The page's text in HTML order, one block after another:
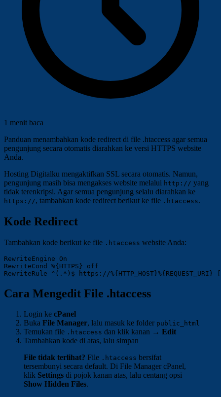
1 menit baca
Panduan menambahkan kode redirect di file .htaccess agar semua
pengunjung secara otomatis diarahkan ke versi HTTPS website
Anda.
Hosting Digitalku mengaktifkan SSL secara otomatis. Namun,
pengunjung masih bisa mengakses website melalui http:// yang
tidak terenkripsi. Agar semua pengunjung selalu diarahkan ke
https://, tambahkan kode redirect berikut ke file .htaccess.
Kode Redirect
Tambahkan kode berikut ke file .htaccess website Anda:
RewriteEngine On
RewriteCond %{HTTPS} off
Cara Mengedit File .htaccess
Login ke cPanel
Buka File Manager, lalu masuk ke folder public_html
Temukan file .htaccess dan klik kanan → Edit
Tambahkan kode di atas, lalu simpan
File tidak terlihat? File .htaccess bersifat
tersembunyi secara default. Di File Manager cPanel,
klik Settings di pojok kanan atas, lalu centang opsi
Show Hidden Files.